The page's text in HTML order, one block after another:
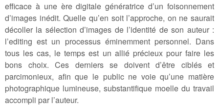
efficace à une ère digitale génératrice d’un foisonnement
d’images inédit. Quelle qu’en soit l’approche, on ne saurait
décoller la sélection d’images de l’identité de son auteur :
l’editing est un processus éminemment personnel. Dans
tous les cas, le temps est un allié précieux pour faire les
bons choix. Ces derniers se doivent d’être ciblés et
parcimonieux, afin que le public ne voie qu’une matière
photographique lumineuse, substantifique moelle du travail
accompli par l’auteur.